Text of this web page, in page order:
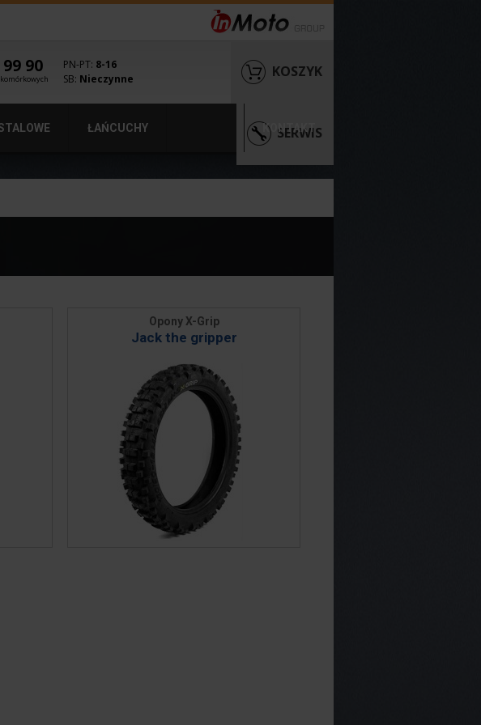
90 PN-PT: 8-16
SB: Nieczynne KOSZYK
SERWIS
ŁAŃCUCHY KONTAKT
Opony X-Grip
Jack the gripper